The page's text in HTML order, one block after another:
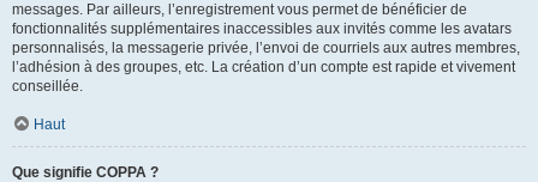
messages. Par ailleurs, l’enregistrement vous permet de bénéficier de
fonctionnalités supplémentaires inaccessibles aux invités comme les avatars
personnalisés, la messagerie privée, l’envoi de courriels aux autres membres,
l’adhésion à des groupes, etc. La création d’un compte est rapide et vivement
conseillée.
Haut
Que signifie COPPA ?